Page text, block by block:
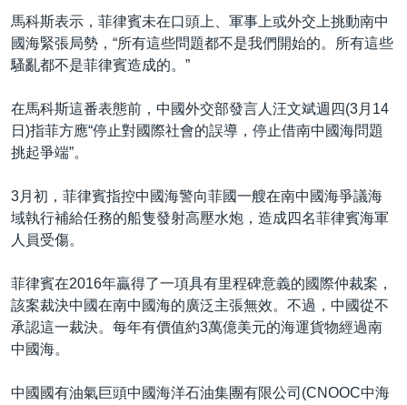
馬科斯表示，菲律賓未在口頭上、軍事上或外交上挑動南中
國海緊張局勢，“所有這些問題都不是我們開始的。所有這些
騷亂都不是菲律賓造成的。”
在馬科斯這番表態前，中國外交部發言人汪文斌週四(3月14
日)指菲方應“停止對國際社會的誤導，停止借南中國海問題
挑起爭端”。
3月初，菲律賓指控中國海警向菲國一艘在南中國海爭議海
域執行補給任務的船隻發射高壓水炮，造成四名菲律賓海軍
人員受傷。
菲律賓在2016年贏得了一項具有里程碑意義的國際仲裁案，
該案裁決中國在南中國海的廣泛主張無效。不過，中國從不
承認這一裁決。每年有價值約3萬億美元的海運貨物經過南
中國海。
中國國有油氣巨頭中國海洋石油集團有限公司(CNOOC中海